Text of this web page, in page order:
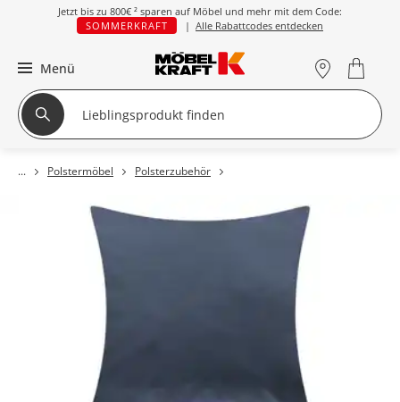
Jetzt bis zu 800€ ² sparen auf Möbel und mehr mit dem Code:
SOMMERKRAFT
| Alle Rabattcodes entdecken
Menü
Polstermöbel Polsterzubehör